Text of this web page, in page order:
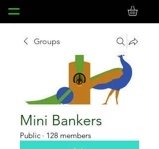
Groups
Mini Bankers
Public · 128 members